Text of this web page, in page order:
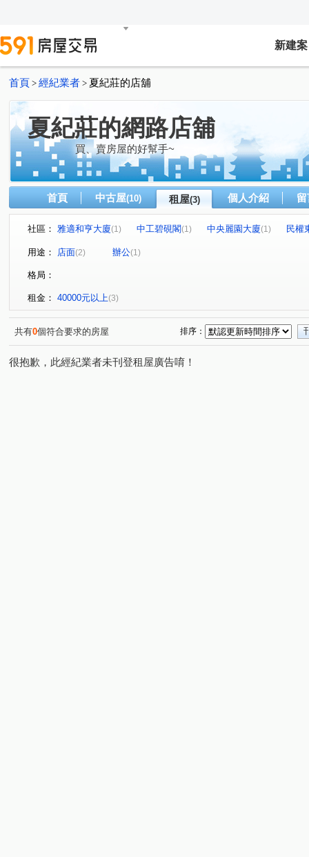
新建案
首頁 > 經紀業者 > 夏紀莊的店舖
夏紀莊的網路店舖
買、賣房屋的好幫手~
首頁 中古屋(10) 租屋(3) 個人介紹
社區： 雅適和亨大廈(1) 中工碧硯閣(1) 中央麗園大廈(1)
民權
民生東路三段
(1)
用途： 店面(2) 辦公(1)
格局：
租金： 40000元以上(3)
共有0個符合要求的房屋 排序：
很抱歉，此經紀業者未刊登租屋廣告唷！